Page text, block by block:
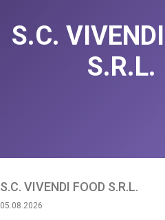
S.C. VIVENDI FOOD S.R.L.
05.08.2026